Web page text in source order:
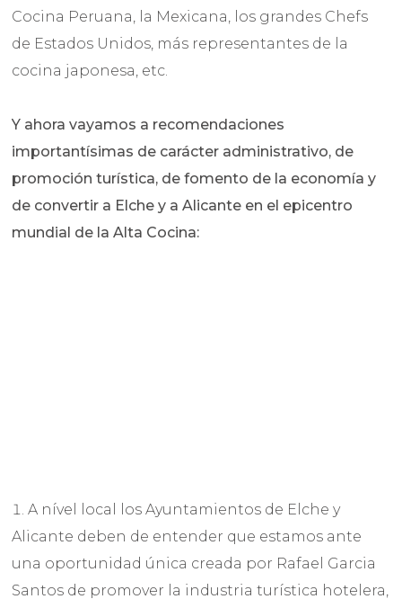
Cocina Peruana, la Mexicana, los grandes Chefs
de Estados Unidos, más representantes de la
cocina japonesa, etc.
Y ahora vayamos a recomendaciones
importantísimas de carácter administrativo, de
promoción turística, de fomento de la economía y
de convertir a Elche y a Alicante en el epicentro
mundial de la Alta Cocina:
A nível local los Ayuntamientos de Elche y
Alicante deben de entender que estamos ante
una oportunidad única creada por Rafael Garcia
Santos de promover la industria turística hotelera,